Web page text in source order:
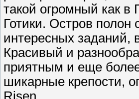
такой огромный как
Готики. Остров полон
интересных заданий,
Красивый и
приятным и еще
шикарные крепости,
Risen.